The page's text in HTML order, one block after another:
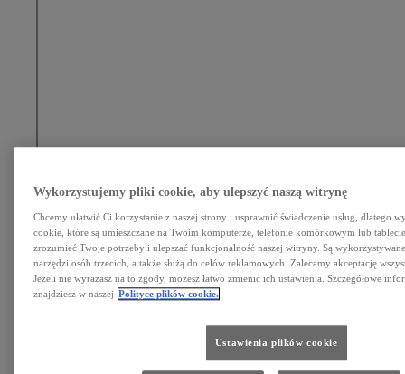
Wykorzystujemy pliki cookie, aby ulepszyć naszą witrynę
Chcemy ułatwić Ci korzystanie z naszej strony i usprawnić świadczenie usług, dlatego
cookie, które są umieszczane na Twoim komputerze, telefonie komórkowym lub
zrozumieć Twoje potrzeby i ulepszać funkcjonalność naszej witryny. Są
narzędzi osób trzecich, a także służą do celów reklamowych. Zalecamy akceptację
Jeżeli nie wyrażasz na to zgody, możesz łatwo zmienić ich ustawienia. Szczegółowe
znajdziesz w naszej Polityce plików cookie.
Ustawienia plików cookie